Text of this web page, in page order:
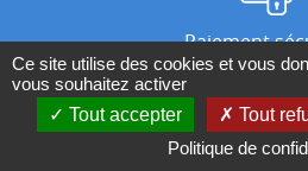
Paiement
Nos
Ce site utilise des cookies et vous
vous souhaitez activer
Tout accepter
Tout
Politique de